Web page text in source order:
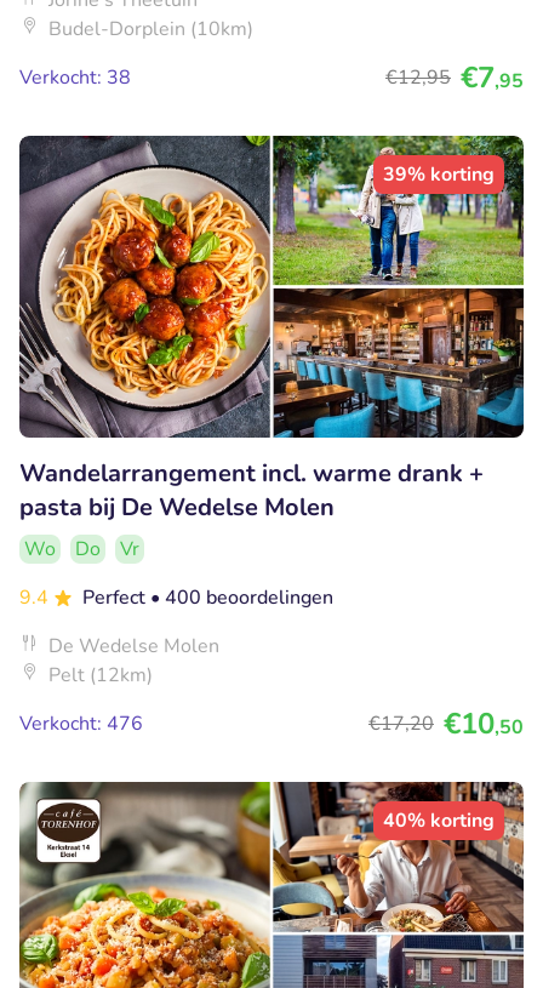
Budel-Dorplein (10km)
Verkocht: 38
€12,95 €7,95
39% korting
Wandelarrangement incl. warme drank +
pasta bij De Wedelse Molen
Wo Do
Vr
9.4
Perfect • 400 beoordelingen
De Wedelse Molen
Pelt (12km)
Verkocht: 476
€17,20 €10,50
40% korting